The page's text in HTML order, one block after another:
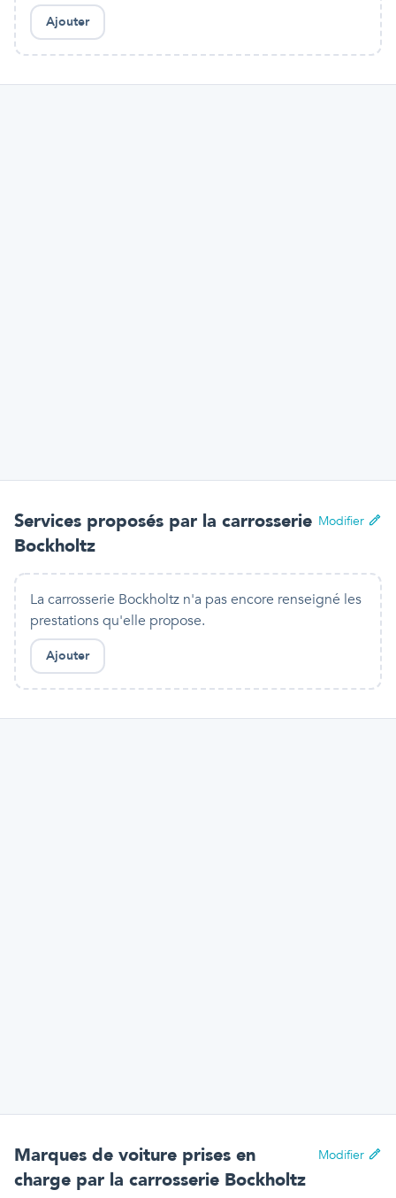
Ajouter
Services proposés par la carrosserie
Bockholtz
Modifier
La carrosserie Bockholtz n'a pas encore renseigné les
prestations qu'elle propose.
Ajouter
Marques de voiture prises en
charge par la carrosserie Bockholtz
Modifier